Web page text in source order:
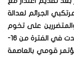
الجرائم لعدالة
على تخوم
عُقدت في الفترة من 16-
قومي بالعاصمة